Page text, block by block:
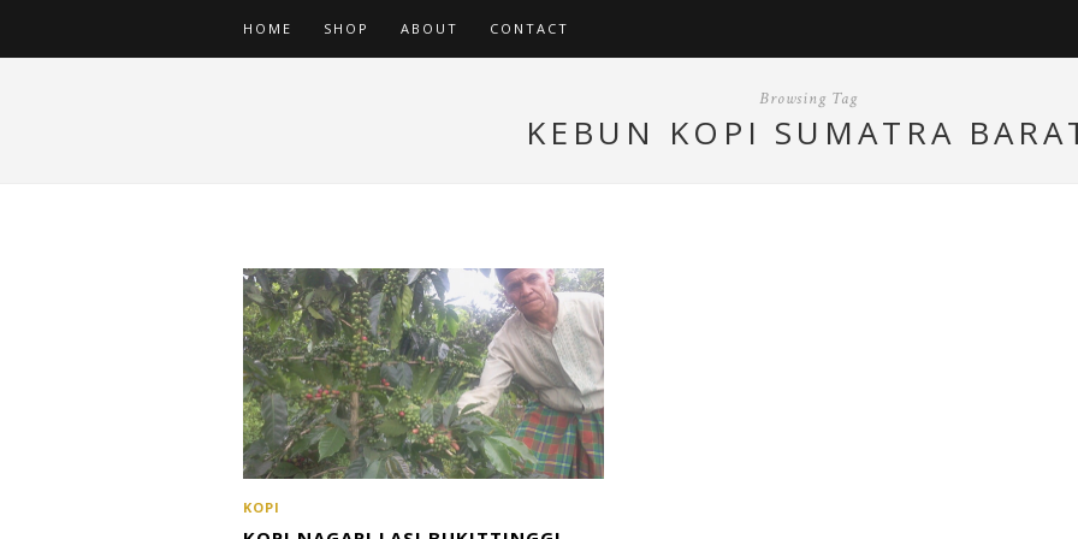
HOME SHOP ABOUT CONTACT
Browsing Tag
KEBUN KOPI SUMATRA
KOPI